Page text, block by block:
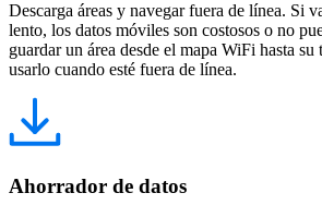
Descarga áreas y navegar fuera de línea. Si
lento, los datos móviles son costosos o no
guardar un área desde el mapa WiFi hasta
usarlo cuando esté fuera de línea.
Ahorrador de datos